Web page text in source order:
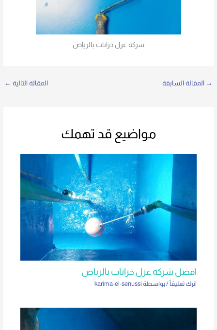
شركة عزل خزانات بالرياض
→ المقالة السابقة المقالة التالية ←
مواضيع قد تهمك
افضل شركة عزل خزانات بالرياض
اترك تعليقاً / بواسطة karima-el-senussi